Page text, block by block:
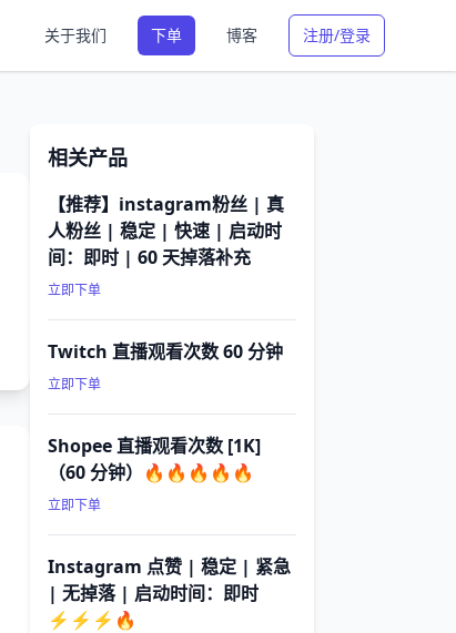
关于我们 下单 博客 注册/登录
相关产品
【推荐】instagram粉丝 | 真
人粉丝 | 稳定 | 快速 | 启动时
间：即时 | 60 天掉落补充
立即下单
Twitch 直播观看次数 60 分钟
立即下单
Shopee 直播观看次数 [1K]
（60 分钟）🔥🔥🔥🔥🔥
立即下单
Instagram 点赞 | 稳定 | 紧急
| 无掉落 | 启动时间：即时
⚡⚡⚡🔥